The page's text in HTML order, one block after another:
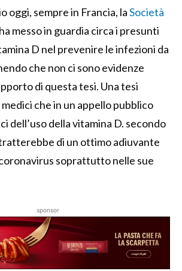
oggi, sempre in Francia, laSocietà
ha messo in guardia circa i presunti
D nel prevenire le infezioni da
che non ci sono evidenze
di questa tesi. Una tesi
che in un appello pubblico
dell’uso della vitamina D. secondo
di un ottimo adiuvante
soprattutto nelle sue
sponsor